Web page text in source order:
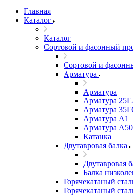
Главная
Каталог
Каталог
Сортовой и фасонный
Сортовой и
Арматура
Арматура
Арматура
Арматура
Арматура А1
Арматура
Катанка
Двутавровая балка
Двутавровая
Балка
Горячекатаный
Горячекатаный